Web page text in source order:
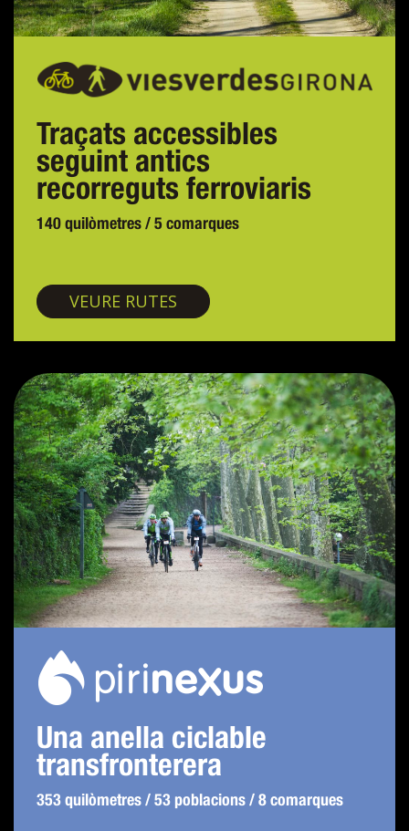
Traçats accessibles
seguint antics
recorreguts ferroviaris
140 quilòmetres / 5 comarques
VEURE RUTES Vies verdes
Una anella ciclable
transfronterera
353 quilòmetres / 53 poblacions / 8 comarques